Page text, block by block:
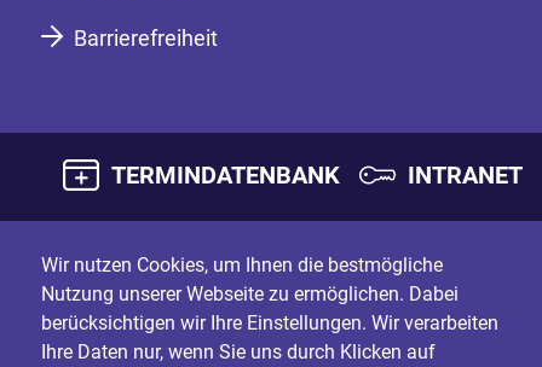
Barrierefreiheit
TERMINDATENBANK INTRANET
Wir nutzen Cookies, um Ihnen die bestmögliche
Nutzung unserer Webseite zu ermöglichen. Dabei
berücksichtigen wir Ihre Einstellungen. Wir verarbeiten
Ihre Daten nur, wenn Sie uns durch Klicken auf